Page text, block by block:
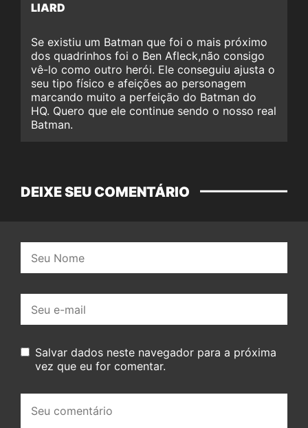
LIARD
Se existiu um Batman que foi o mais próximo
dos quadrinhos foi o Ben Afleck,não consigo
vê-lo como outro herói. Ele conseguiu ajusta o
seu tipo físico e afeições ao personagem
marcando muito a perfeição do Batman do
HQ. Quero que ele continue sendo o nosso real
Batman.
DEIXE SEU COMENTÁRIO
mail:
Salvar dados neste navegador para a próxima
vez que eu for comentar.
comentário: